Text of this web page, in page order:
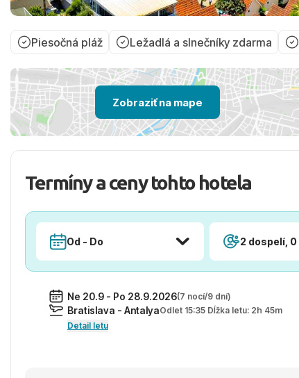
Piesočná pláž Ležadlá a slnečníky zdarma
Zobraziť na mape
Termíny a ceny tohto hotela
Od - Do 2 dospelí,
Ne 20.9 - Po 28.9.2026(7 nocí/9 dní)
Bratislava - AntalyaOdlet 15:35 Dĺžka letu: 2h 45m
Detail letu